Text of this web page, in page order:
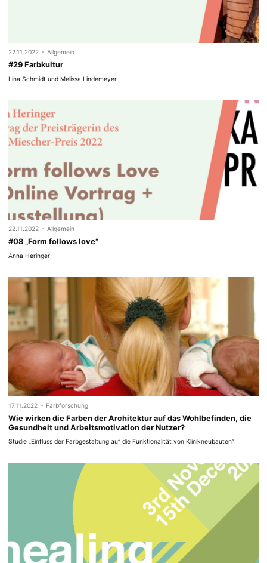
22.11.2022 - Allgemein
#29 Farbkultur
Lina Schmidt und Melissa Lindemeyer
22.11.2022 - Allgemein
#08 „Form follows love“
Anna Heringer
17.11.2022 - Farbforschung
Wie wirken die Farben der Architektur auf das Wohlbefinden, die
Gesundheit und Arbeitsmotivation der Nutzer?
Studie „Einfluss der Farbgestaltung auf die Funktionalität von Klinikneubauten“